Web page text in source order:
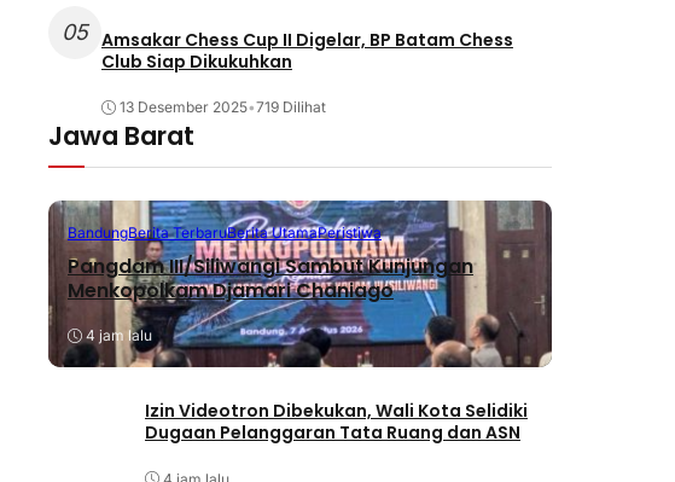
05 Amsakar Chess Cup II Digelar, BP Batam Chess
Club Siap Dikukuhkan
13 Desember 2025•719 Dilihat
Jawa Barat
BandungBerita TerbaruBerita UtamaPeristiwa
Pangdam III/Siliwangi Sambut Kunjungan
Menkopolkam Djamari Chaniago
4 jam lalu
Izin Videotron Dibekukan, Wali Kota Selidiki
Dugaan Pelanggaran Tata Ruang dan ASN